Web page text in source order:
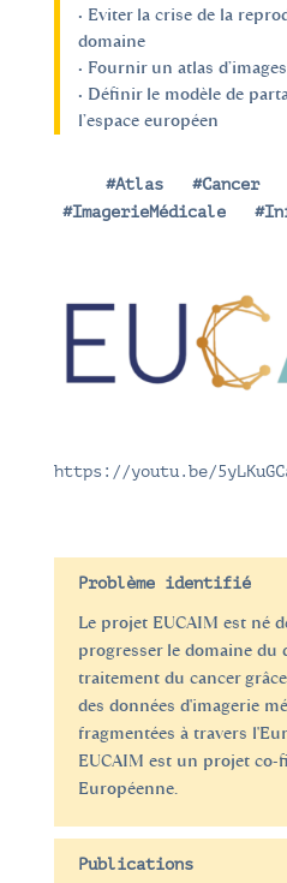
• Eviter la crise de la
domaine
• Fournir un atlas
• Définir le modèle de
l’espace européen
#Atlas| #Cancer|
#ImagerieMédicale|
https://youtu.be/
Problème identifié
Le projet EUCAIM est né
progresser le domaine du
traitement du cancer
des données d'imagerie
fragmentées à travers
EUCAIM est un projet co-
Européenne.
Publications